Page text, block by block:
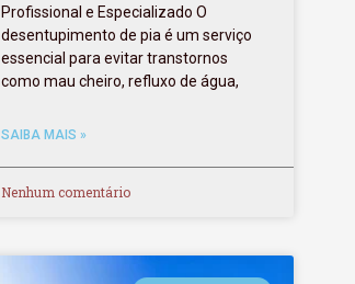
Profissional e Especializado O
desentupimento de pia é um serviço
essencial para evitar transtornos
como mau cheiro, refluxo de água,
SAIBA MAIS »
Nenhum comentário